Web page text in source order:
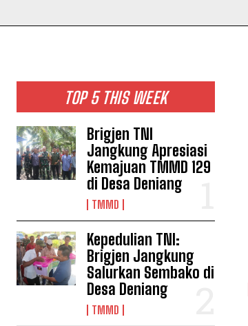
TOP 5 THIS WEEK
Brigjen TNI
Jangkung Apresiasi
Kemajuan TMMD 129
di Desa Deniang
TMMD
Kepedulian TNI:
Brigjen Jangkung
Salurkan Sembako di
Desa Deniang
TMMD